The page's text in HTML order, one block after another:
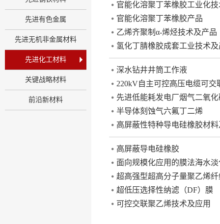
先进有色金属
先进无机非金属材料
先进化工材料
关键战略材料
前沿新材料
官能化溶聚丁苯橡胶工业化
官能化溶聚丁苯橡胶产品
乙烯齐聚制α-烯烃技术及产品
氢化丁腈橡胶成套工业技术
深水钻井井筒工作液
220kV自主可控高压电缆可交
先进低能耗发电厂烟气二氧
半导体刻蚀气六氟丁二烯
高屏蔽性特种导电硅橡胶材
高屏蔽导电硅橡胶
面向规模化应用的膜法海水
超高强型超高分子量聚乙烯纤
超低压选择性纳滤（DF）膜
可控交联聚乙烯技术及应用